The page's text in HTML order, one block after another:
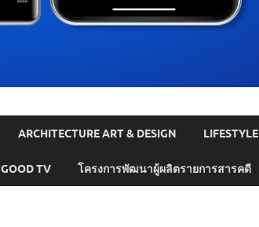
ARCHITECTURE ART & DESIGN LIFESTYLE
GOOD TV โครงการพัฒนาผู้ผลิตรายการสารคดี